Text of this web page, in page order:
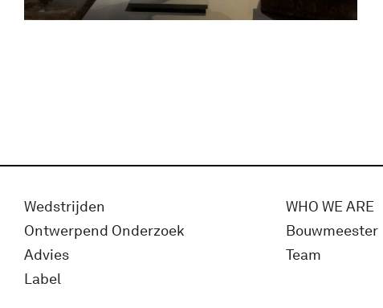
Wedstrijden
Ontwerpend Onderzoek
Advies
Label
WHO WE ARE
Bouwmeester
Team